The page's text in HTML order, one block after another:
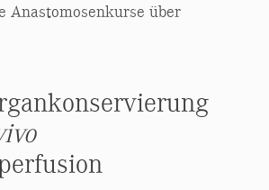
Anastomosenkurse über